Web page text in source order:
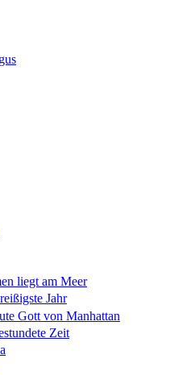
liegt am Meer
Jahr
Gott von Manhattan
Zeit